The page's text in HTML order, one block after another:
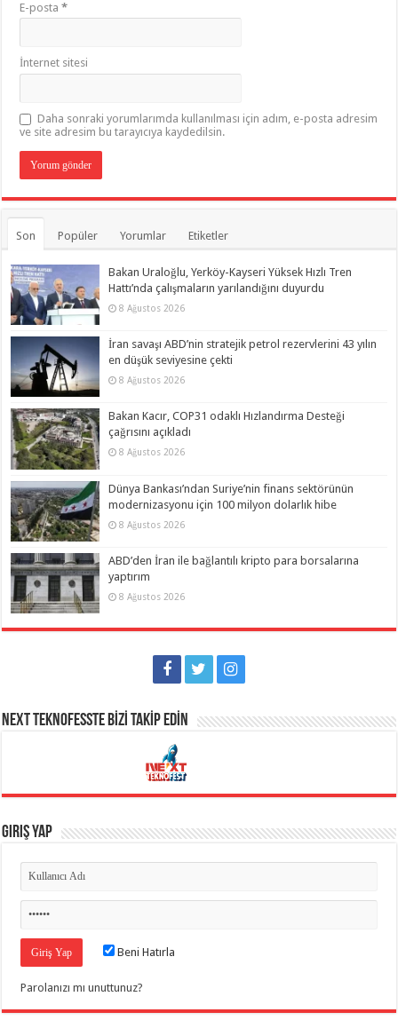
E-posta*
İnternet sitesi
Daha sonraki yorumlarımda kullanılması için adım, e-posta adresim
ve site adresim bu tarayıcıya kaydedilsin.
Son Popüler Yorumlar Etiketler
Bakan Uraloğlu, Yerköy-Kayseri Yüksek Hızlı Tren
Hattı’nda çalışmaların yarılandığını duyurdu
8 Ağustos 2026
İran savaşı ABD’nin stratejik petrol rezervlerini 43 yılın
en düşük seviyesine çekti
8 Ağustos 2026
Bakan Kacır, COP31 odaklı Hızlandırma Desteği
çağrısını açıkladı
8 Ağustos 2026
Dünya Bankası’ndan Suriye’nin finans sektörünün
modernizasyonu için 100 milyon dolarlık hibe
8 Ağustos 2026
ABD’den İran ile bağlantılı kripto para borsalarına
yaptırım
8 Ağustos 2026
NEXT TEKNOFESSTE BİZİ TAKİP EDİN
Giriş Yap
Beni Hatırla
Parolanızı mı unuttunuz?